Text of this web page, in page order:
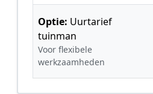
Optie: Uurtarief
tuinman
Voor flexibele
werkzaamheden